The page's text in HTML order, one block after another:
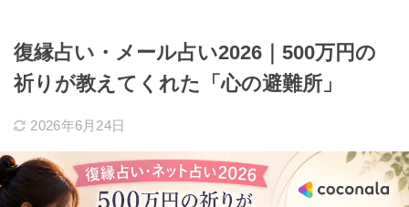
復縁占い・メール占い2026｜500万円の
祈りが教えてくれた「心の避難所」
2026年6月24日